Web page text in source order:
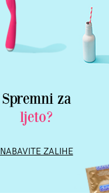
Spremni za
ljeto?
NABAVITE ZALIHE